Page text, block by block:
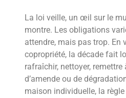
La loi veille, un œil sur le
montre. Les obligations
attendre, mais pas trop. En
copropriété, la décade fait
rafraîchir, nettoyer,
d’amende ou de
maison individuelle, la règle